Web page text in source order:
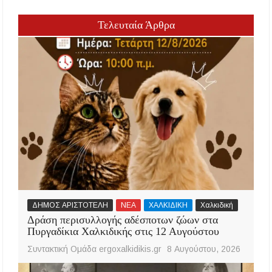
Τελευταία Άρθρα
ΔΗΜΟΣ ΑΡΙΣΤΟΤΕΛΗ ΝΕΑ ΧΑΛΚΙΔΙΚΗ Χαλκιδική
Δράση περισυλλογής αδέσποτων ζώων στα
Πυργαδίκια Χαλκιδικής στις 12 Αυγούστου
Συντακτική Ομάδα ergoxalkidikis.gr 8 Αυγούστου, 2026